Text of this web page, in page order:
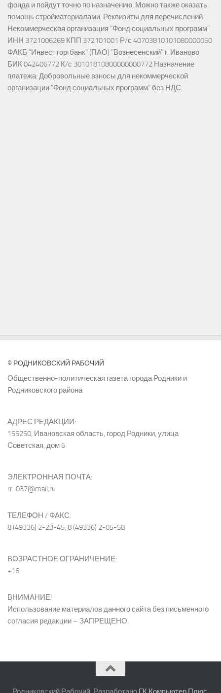
фонда и пойдут точно по назначению. Можно также оказать
помощь стройматериалами. Реквизиты для перечислений
Некоммерческая организация "Фонд социальных программ"
ИНН 3721006269 КПП 372101001 Р/с 40703810101080000050
ФАКБ "Инвестторгбанк" (ПАО) "Вознесенский" г. Иваново
БИК 042406772 К/с 30101810800000000772 Назначение
платежа: Добровольные взносы для некоммерческой
организации "Фонд социальных программ" без НДС.
© РОДНИКОВСКИЙ РАБОЧИЙ
Общественно-политическая газета города Родники и
Родниковского района
АДРЕС РЕДАКЦИИ:
155250, Ивановская область, город Родники, улица
Советская, дом 6
ЭЛЕКТРОННАЯ ПОЧТА:
rr-037@mail.ru
ТЕЛЕФОН / ФАКС:
8 (49336) 2-23-45, 8 (49336) 2-05-58
ВОЗРАСТНОЕ ОГРАНИЧЕНИЕ:
+16
ВНИМАНИЕ!
Использование материалов данного сайта без письменного
согласия редакции – ЗАПРЕЩЕНО.